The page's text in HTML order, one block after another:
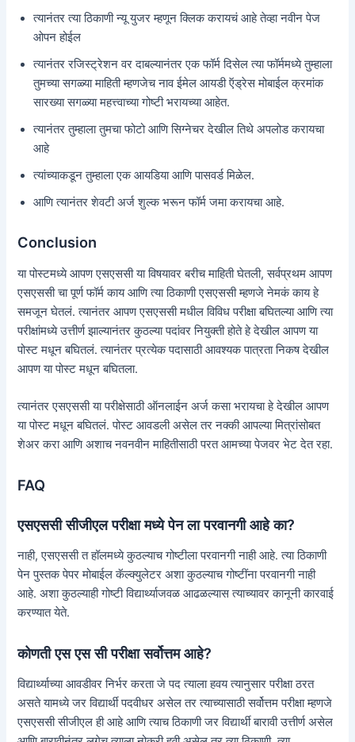
त्यानंतर त्या ठिकाणी न्यू युजर म्हणून क्लिक करायचं आहे तेव्हा नवीन पेज
ओपन होईल
त्यानंतर रजिस्ट्रेशन वर दाबल्यानंतर एक फॉर्म दिसेल त्या फॉर्ममध्ये तुम्हाला
तुमच्या सगळ्या माहिती म्हणजेच नाव ईमेल आयडी ऍड्रेस मोबाईल क्रमांक
सारख्या सगळ्या महत्त्वाच्या गोष्टी भरायच्या आहेत.
त्यानंतर तुम्हाला तुमचा फोटो आणि सिग्नेचर देखील तिथे अपलोड करायचा
आहे
त्यांच्याकडून तुम्हाला एक आयडिया आणि पासवर्ड मिळेल.
आणि त्यानंतर शेवटी अर्ज शुल्क भरून फॉर्म जमा करायचा आहे.
Conclusion
या पोस्टमध्ये आपण एसएससी या विषयावर बरीच माहिती घेतली, सर्वप्रथम आपण
एसएससी चा पूर्ण फॉर्म काय आणि त्या ठिकाणी एसएससी म्हणजे नेमकं काय हे
समजून घेतलं. त्यानंतर आपण एसएससी मधील विविध परीक्षा बघितल्या आणि त्या
परीक्षांमध्ये उत्तीर्ण झाल्यानंतर कुठल्या पदांवर नियुक्ती होते हे देखील आपण या
पोस्ट मधून बघितलं. त्यानंतर प्रत्येक पदासाठी आवश्यक पात्रता निकष देखील
आपण या पोस्ट मधून बघितला.
त्यानंतर एसएससी या परीक्षेसाठी ऑनलाईन अर्ज कसा भरायचा हे देखील आपण
या पोस्ट मधून बघितलं. पोस्ट आवडली असेल तर नक्की आपल्या मित्रांसोबत
शेअर करा आणि अशाच नवनवीन माहितीसाठी परत आमच्या पेजवर भेट देत रहा.
FAQ
एसएससी सीजीएल परीक्षा मध्ये पेन ला परवानगी आहे का?
नाही, एसएससी त हॉलमध्ये कुठल्याच गोष्टीला परवानगी नाही आहे. त्या ठिकाणी
पेन पुस्तक पेपर मोबाईल कॅल्क्युलेटर अशा कुठल्याच गोष्टींना परवानगी नाही
आहे. अशा कुठल्याही गोष्टी विद्यार्थ्याजवळ आढळल्यास त्याच्यावर कानूनी कारवाई
करण्यात येते.
कोणती एस एस सी परीक्षा सर्वोत्तम आहे?
विद्यार्थ्याच्या आवडीवर निर्भर करता जे पद त्याला हवय त्यानुसार परीक्षा ठरत
असते यामध्ये जर विद्यार्थी पदवीधर असेल तर त्याच्यासाठी सर्वोत्तम परीक्षा म्हणजे
एसएससी सीजीएल ही आहे आणि त्याच ठिकाणी जर विद्यार्थी बारावी उत्तीर्ण असेल